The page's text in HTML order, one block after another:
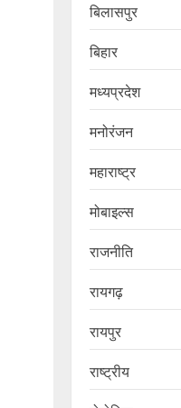
बिलासपुर
बिहार
मध्यप्रदेश
मनोरंजन
महाराष्ट्र
मोबाइल्स
राजनीति
रायगढ़
रायपुर
राष्ट्रीय